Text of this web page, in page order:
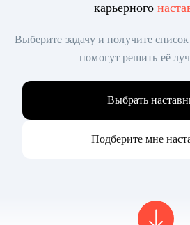
карьерного
Выберите задачу и получите
помогут решить её
Выбрать
Подберите мне